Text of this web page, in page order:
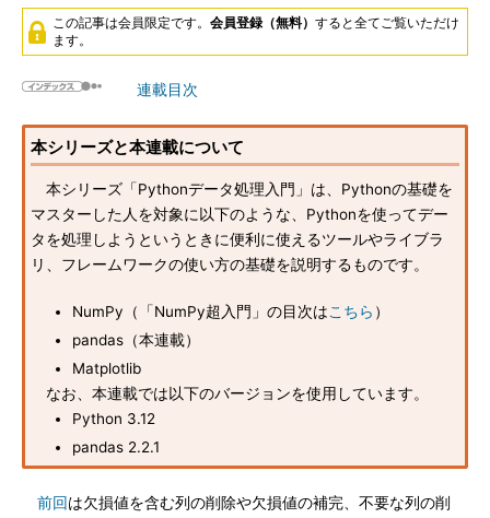
この記事は会員限定です。 会員登録（無料） すると全てご覧いただけ
ます。
連載目次
本シリーズと本連載について
本シリーズ「Pythonデータ処理入門」は、Pythonの基礎を
マスターした人を対象に以下のような、Pythonを使ってデー
タを処理しようというときに便利に使えるツールやライブラ
リ、フレームワークの使い方の基礎を説明するものです。
NumPy（「NumPy超入門」の目次はこちら ）
pandas（本連載）
Matplotlib
なお、本連載では以下のバージョンを使用しています。
Python 3.12
pandas 2.2.1
前回は欠損値を含む列の削除や欠損値の補完、不要な列の削